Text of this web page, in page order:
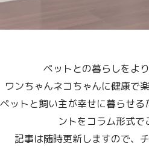
ペットとの暮らしをよ
ワンちゃんネコちゃんに健康で
ペットと飼い主が幸せに暮らせ
ントをコラム形式で
記事は随時更新しますので、